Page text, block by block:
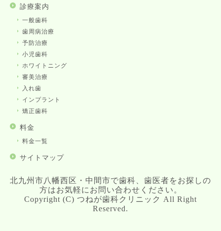
診療案内
一般歯科
歯周病治療
予防治療
小児歯科
ホワイトニング
審美治療
入れ歯
インプラント
矯正歯科
料金
料金一覧
サイトマップ
北九州市八幡西区・中間市で歯科、歯医者をお探しの
方はお気軽にお問い合わせください。
Copyright (C) つねが歯科クリニック All Right
Reserved.